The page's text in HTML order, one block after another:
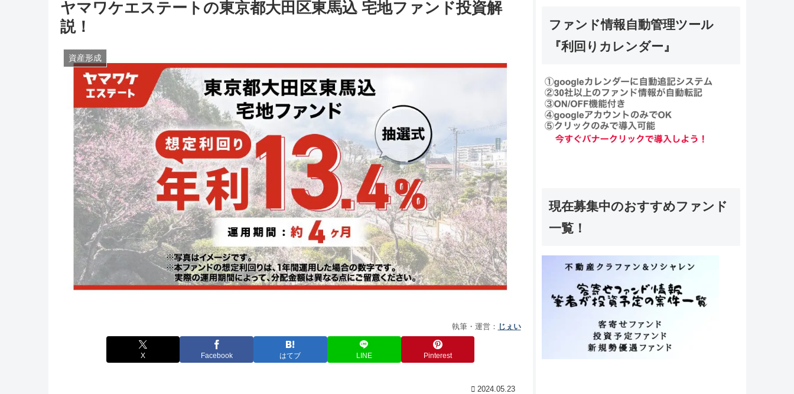
ヤマワケエステートの東京都大田区東馬込 宅地ファンド投資解
説！
資産形成
執筆・運営： じぇい
X Facebook はてブ LINE Pinterest
2024.05.23
ファンド情報自動管理ツール
『利回りカレンダー』
現在募集中のおすすめファンド
一覧！